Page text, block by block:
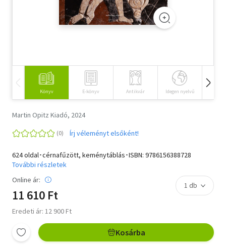
Tankönyv, segédkönyv
Történelem
Vallás
Könyv E-könyv Antikvár Idegen nyelvű
Martin Opitz Kiadó, 2024
Írj véleményt elsőként!
624 oldal･cérnafűzött, keménytáblás･ISBN: 9786156388728
További részletek
Online ár:
11 610 Ft
Eredeti ár: 12 900 Ft
Kosárba